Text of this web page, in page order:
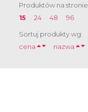
Produktów na stronie
15
24 48 96
Sortuj produkty wg:
cena
nazwa